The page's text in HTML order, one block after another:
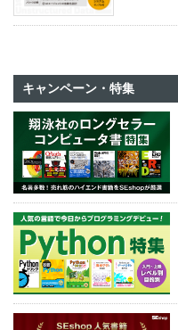
キャンペーン・特集